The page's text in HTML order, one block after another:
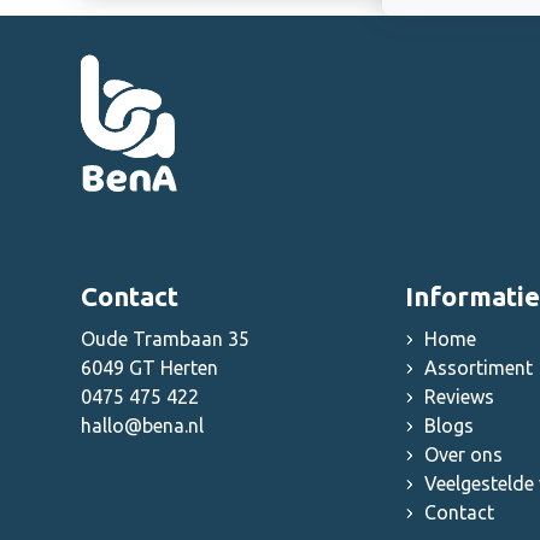
Contact
Oude Trambaan 35
6049 GT Herten
0475 475 422
hallo@bena.nl
Informatie
Home
Assortiment
Reviews
Blogs
Over ons
Veelgestelde
Contact